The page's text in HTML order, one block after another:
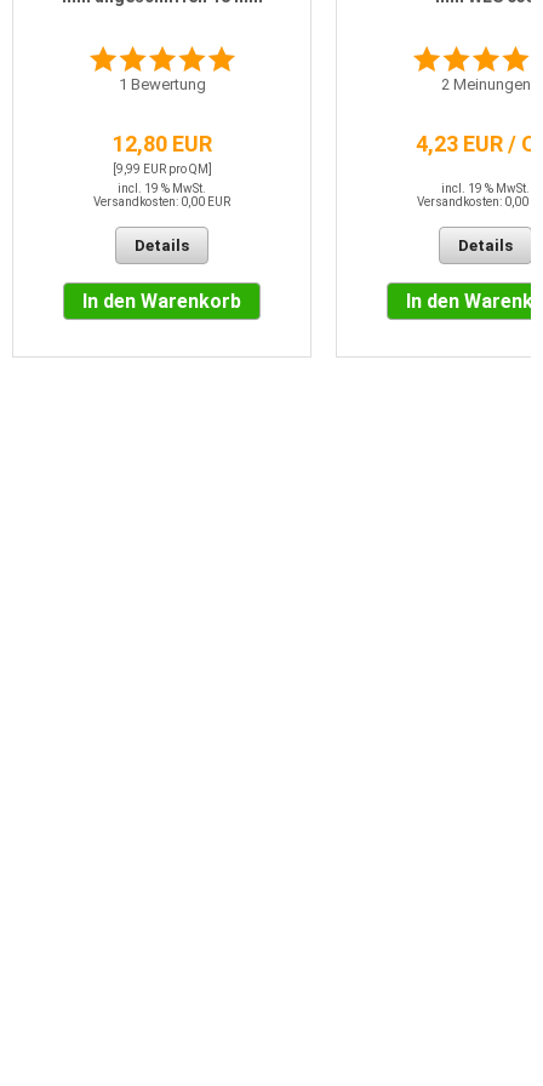
1 Bewertung
12,80 EUR
[9,99 EUR pro QM]
incl. 19 % MwSt.
Versandkosten: 0,00 EUR
Details
In den Warenkorb
2Meinungen
4,23 EUR /
incl. 19 % MwSt.
Versandkosten: 0,00
Details
In den